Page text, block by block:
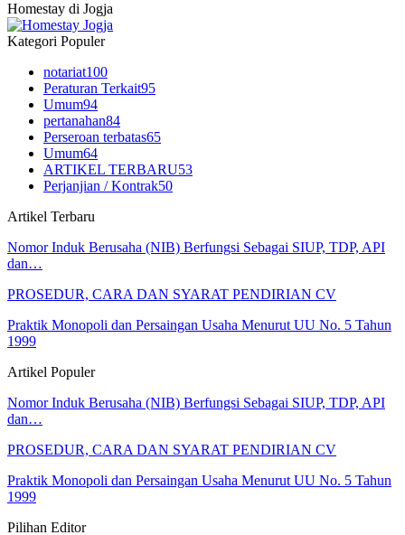
Homestay di Jogja
Kategori Populer
notariat100
Peraturan Terkait95
Umum94
pertanahan84
Perseroan terbatas65
Umum64
ARTIKEL TERBARU53
Perjanjian / Kontrak50
Artikel Terbaru
Nomor Induk Berusaha (NIB) Berfungsi Sebagai SIUP, TDP, API
dan…
PROSEDUR, CARA DAN SYARAT PENDIRIAN CV
Praktik Monopoli dan Persaingan Usaha Menurut UU No. 5 Tahun
1999
Artikel Populer
Nomor Induk Berusaha (NIB) Berfungsi Sebagai SIUP, TDP, API
dan…
PROSEDUR, CARA DAN SYARAT PENDIRIAN CV
Praktik Monopoli dan Persaingan Usaha Menurut UU No. 5 Tahun
1999
Pilihan Editor